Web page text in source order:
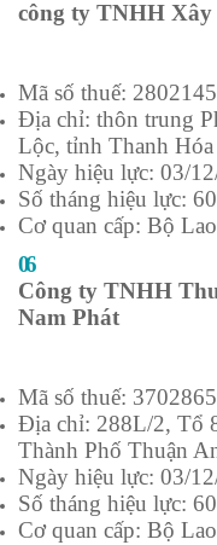
công ty TNHH
Mã số thuế:
Địa chỉ: thôn trung
Lộc, tỉnh Thanh Hóa
Ngày hiệu lực: 03/
Số tháng hiệu lực: 60
Cơ quan cấp: Bộ
06
Công ty TNHH
Nam Phát
Mã số thuế:
Địa chỉ: 288L/2, Tổ
Thành Phố Thuận
Ngày hiệu lực: 03/
Số tháng hiệu lực: 60
Cơ quan cấp: Bộ